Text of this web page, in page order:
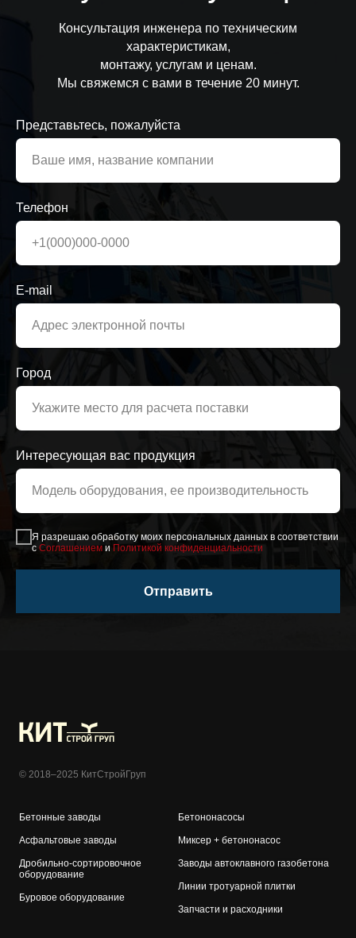
Консультация инженера по техническим
характеристикам,
монтажу, услугам и ценам.
Мы свяжемся с вами в течение 20 минут.
Представьтесь, пожалуйста
Телефон
E-mail
Город
Интересующая вас продукция
Я разрешаю обработку моих персональных данных в соответствии
с Соглашением и Политикой конфиденциальности
Отправить
© 2018–2025 КитСтройГруп
Бетонные заводы
Асфальтовые заводы
Дробильно-сортировочное
оборудование
Буровое оборудование
Бетононасосы
Миксер + бетононасос
Заводы автоклавного газобетона
Линии тротуарной плитки
Запчасти и расходники